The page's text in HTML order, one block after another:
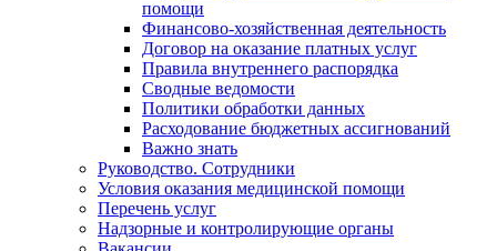
помощи
Финансово-хозяйственная деятельность
Договор на оказание платных услуг
Правила внутреннего распорядка
Сводные ведомости
Политики обработки данных
Расходование бюджетных ассигнований
Важно знать
Руководство. Сотрудники
Условия оказания медицинской помощи
Перечень услуг
Надзорные и контролирующие органы